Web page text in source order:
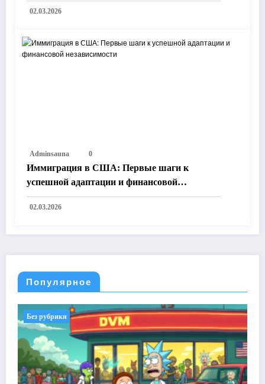
02.03.2026
Adminsauna 0
Иммиграция в США: Первые шаги к
успешной адаптации и финансовой
независимости
02.03.2026
Популярное
Без рубрики